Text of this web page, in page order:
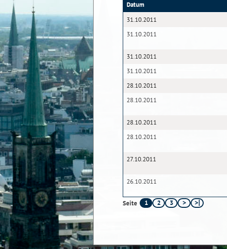
Datum
31.10.2011
31.10.2011
31.10.2011
31.10.2011
28.10.2011
28.10.2011
28.10.2011
28.10.2011
27.10.2011
26.10.2011
Seite 1 2 3